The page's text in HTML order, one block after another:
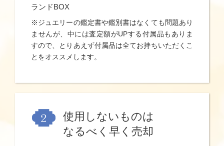
ランドBOX
※ジュエリーの鑑定書や鑑別書はなくても問題あり
ませんが、中には査定額がUPする付属品もありま
すので、とりあえず付属品は全てお持ちいただくこ
とをオススメします。
使用しないものは
なるべく早く売却